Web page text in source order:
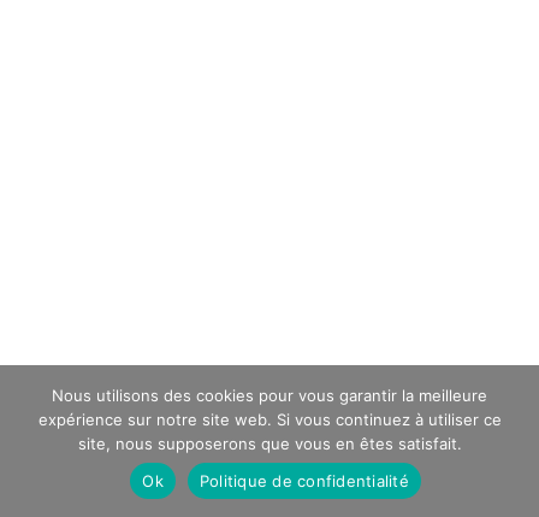
Nous utilisons des cookies pour vous garantir la meilleure
expérience sur notre site web. Si vous continuez à utiliser ce
site, nous supposerons que vous en êtes satisfait.
Ok
Politique de confidentialité